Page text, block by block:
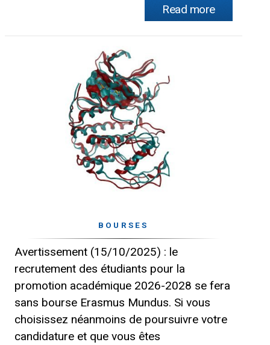
Read more
BOURSES
Avertissement (15/10/2025) : le
recrutement des étudiants pour la
promotion académique 2026-2028 se fera
sans bourse Erasmus Mundus. Si vous
choisissez néanmoins de poursuivre votre
candidature et que vous êtes